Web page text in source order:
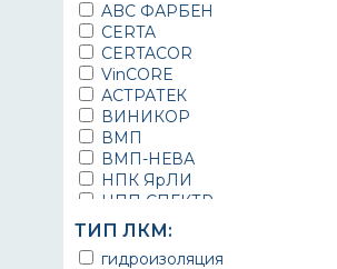
ABC ФАРБЕН
CERTA
CERTACOR
VinCORE
АСТРАТЕК
ВИНИКОР
ВМП
ВМП-НЕВА
НПК ЯрЛИ
НПП СПЕКТР
НПФ ЭМАЛЬ
ТЕРМА
УРЕПЛЕН
ТИП ЛКМ:
гидроизоляция